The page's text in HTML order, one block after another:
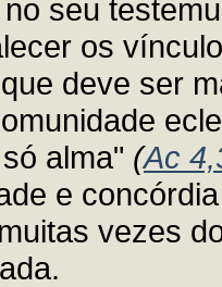
seu
os
deve ser
alma" (Ac
e
vezes